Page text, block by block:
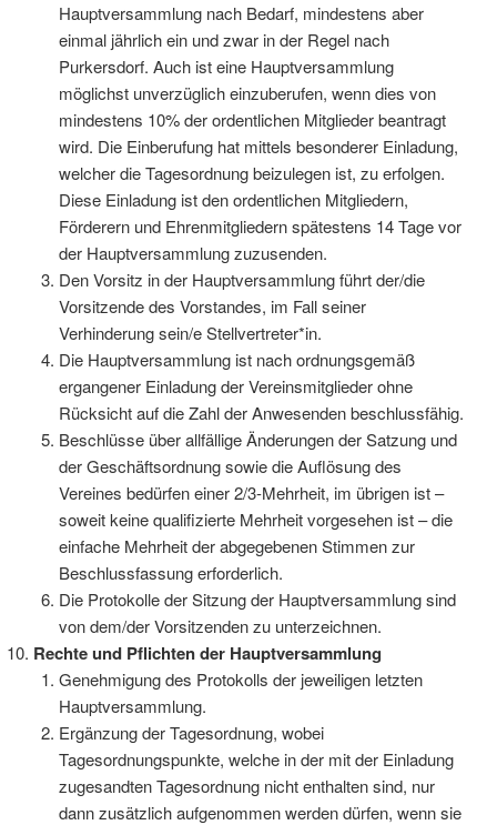
Hauptversammlung nach Bedarf, mindestens aber
einmal jährlich ein und zwar in der Regel nach
Purkersdorf. Auch ist eine Hauptversammlung
möglichst unverzüglich einzuberufen, wenn dies von
mindestens 10% der ordentlichen Mitglieder beantragt
wird. Die Einberufung hat mittels besonderer Einladung,
welcher die Tagesordnung beizulegen ist, zu erfolgen.
Diese Einladung ist den ordentlichen Mitgliedern,
Förderern und Ehrenmitgliedern spätestens 14 Tage vor
der Hauptversammlung zuzusenden.
Den Vorsitz in der Hauptversammlung führt der/die
Vorsitzende des Vorstandes, im Fall seiner
Verhinderung sein/e Stellvertreter*in.
Die Hauptversammlung ist nach ordnungsgemäß
ergangener Einladung der Vereinsmitglieder ohne
Rücksicht auf die Zahl der Anwesenden beschlussfähig.
Beschlüsse über allfällige Änderungen der Satzung und
der Geschäftsordnung sowie die Auflösung des
Vereines bedürfen einer 2/3-Mehrheit, im übrigen ist –
soweit keine qualifizierte Mehrheit vorgesehen ist – die
einfache Mehrheit der abgegebenen Stimmen zur
Beschlussfassung erforderlich.
Die Protokolle der Sitzung der Hauptversammlung sind
von dem/der Vorsitzenden zu unterzeichnen.
Rechte und Pflichten der Hauptversammlung
Genehmigung des Protokolls der jeweiligen letzten
Hauptversammlung.
Ergänzung der Tagesordnung, wobei
Tagesordnungspunkte, welche in der mit der Einladung
zugesandten Tagesordnung nicht enthalten sind, nur
dann zusätzlich aufgenommen werden dürfen, wenn sie